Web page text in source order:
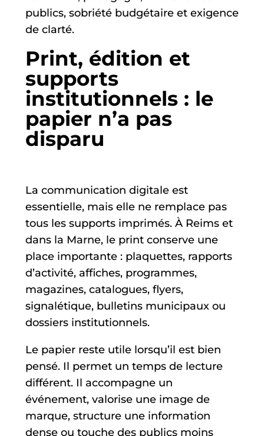
publics, sobriété budgétaire et exigence
de clarté.
Print, édition et
supports
institutionnels : le
papier n’a pas
disparu
La communication digitale est
essentielle, mais elle ne remplace pas
tous les supports imprimés. À Reims et
dans la Marne, le print conserve une
place importante : plaquettes, rapports
d’activité, affiches, programmes,
magazines, catalogues, flyers,
signalétique, bulletins municipaux ou
dossiers institutionnels.
Le papier reste utile lorsqu’il est bien
pensé. Il permet un temps de lecture
différent. Il accompagne un
événement, valorise une image de
marque, structure une information
dense ou touche des publics moins